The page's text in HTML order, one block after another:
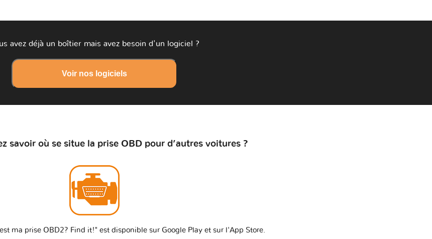
avez déjà un boîtier mais avez besoin d'un logiciel ?
Voir nos logiciels
savoir où se situe la prise OBD pour d’autres voitures ?
ma prise OBD2? Find it!" est disponible sur Google Play et sur l'App Store.